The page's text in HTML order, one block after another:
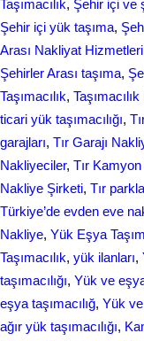
Taşımacılık, Şehir içi ve
Şehir içi yük taşıma,
Arası Nakliyat Hizmetleri
Şehirler Arası taşıma,
Taşımacılık,
ticari yük taşımacılığı, Tır
garajları, Tır Garajı
Nakliyeciler, Tır Kamyon
Nakliye Şirketi, Tır
Türkiye’de evden eve
Nakliye, Yük Eşya
Taşımacılık, yük ilanları,
taşımacılığı, Yük ve
eşya taşımacılığ, Yük
ağır yük taşımacılığı,